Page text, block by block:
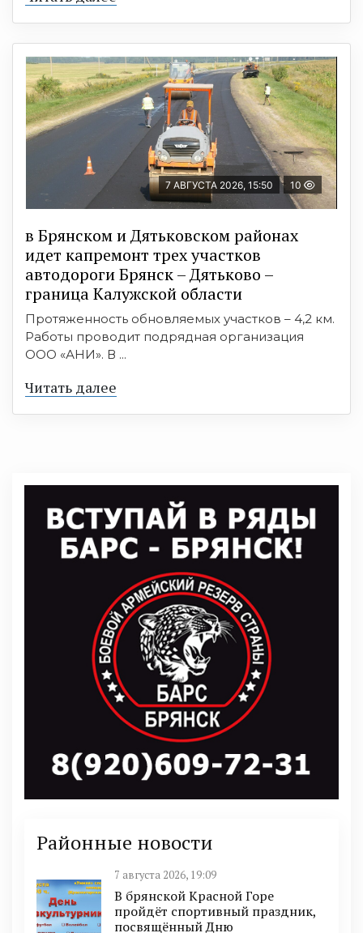
7 АВГУСТА 2026, 15:50 10
в Брянском и Дятьковском районах
идет капремонт трех участков
автодороги Брянск – Дятьково –
граница Калужской области
Протяженность обновляемых участков – 4,2 км.
Работы проводит подрядная организация
ООО «АНИ». В ...
Читать далее
Районные новости
7 августа 2026, 19:09
В брянской Красной Горе
пройдёт спортивный праздник,
посвящённый Дню